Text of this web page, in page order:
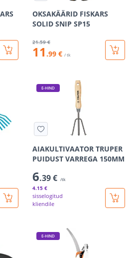
OKSAKÄÄRID FISKARS
SOLID SNIP SP15
21.59 €
11 .99 € / tk
E-HIND
AIAKULTIVAATOR TRUPER
PUIDUST VARREGA 150MM
6.39 € /tk
4.15 €
sisselogitud
kliendile
E-HIND